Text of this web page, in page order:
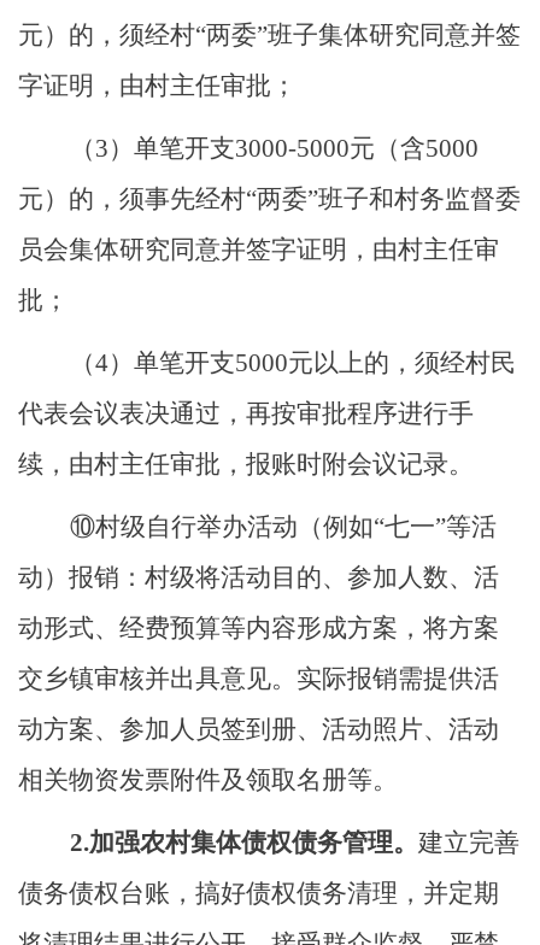
元）的，须经村“两委”班子集体研究同意并签
字证明，由村主任审批；
（3）单笔开支3000-5000元（含5000
元）的，须事先经村“两委”班子和村务监督委
员会集体研究同意并签字证明，由村主任审
批；
（4）单笔开支5000元以上的，须经村民
代表会议表决通过，再按审批程序进行手
续，由村主任审批，报账时附会议记录。
⑩村级自行举办活动（例如“七一”等活
动）报销：村级将活动目的、参加人数、活
动形式、经费预算等内容形成方案，将方案
交乡镇审核并出具意见。实际报销需提供活
动方案、参加人员签到册、活动照片、活动
相关物资发票附件及领取名册等。
2.加强农村集体债权债务管理。 建立完善
债务债权台账，搞好债权债务清理，并定期